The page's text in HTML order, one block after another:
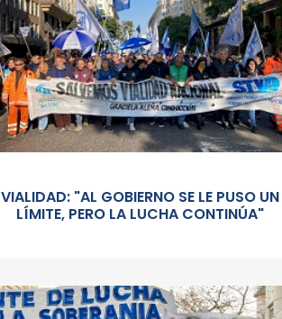
VIALIDAD: "AL GOBIERNO SE LE PUSO UN
LÍMITE, PERO LA LUCHA CONTINÚA"